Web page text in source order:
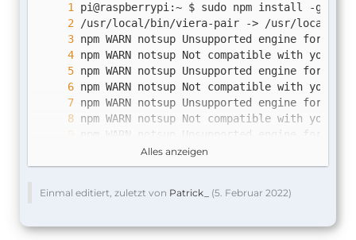
[2/5/2022, 14:56:13] [Homebridge UI]
npm WARN notsup Unsupported engine for
npm WARN notsup Not compatible with your
npm WARN notsup Unsupported engine for
npm WARN notsup Not compatible with your
npm WARN notsup Unsupported engine for
npm WARN notsup Not compatible with your
npm WARN notsup Unsupported engine for
npm WARN notsup Not compatible with your
npm WARN notsup Unsupported engine for p-
npm WARN react-bootstrap@1.6.4
npm WARN @fortawesome/react-
Alles anzeigen
Einmal editiert, zuletzt von Patrick_ (5. Februar 2022)